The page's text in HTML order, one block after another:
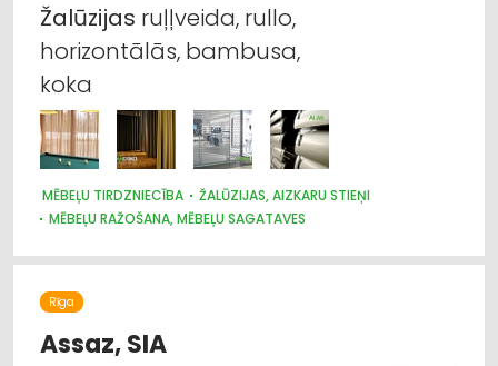
Žalūzijas ruļļveida, rullo,
horizontālās, bambusa,
koka
MĒBEĻU TIRDZNIECĪBA
ŽALŪZIJAS, AIZKARU STIEŅI
MĒBEĻU RAŽOŠANA, MĒBEĻU SAGATAVES
DIZAINS UN INTERJERS; PRIEKŠMETI UN PAKALPOJUMI
MARKĪZES
SUVENĪRI, DĀVANAS
Rīga
Assaz, SIA